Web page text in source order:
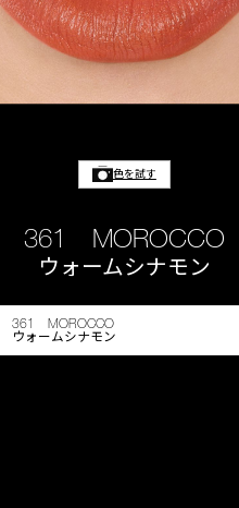
色を試す
361 MOROCCO
ウォームシナモン
361 MOROCCO
ウォームシナモン